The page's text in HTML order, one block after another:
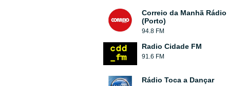
Correio da Manhã Rádio
(Porto)
94.8 FM
Radio Cidade FM
91.6 FM
Rádio Toca a Dançar